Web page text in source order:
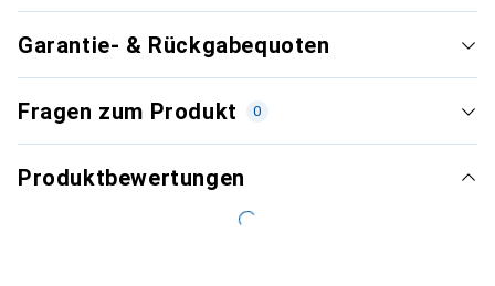
Garantie- & Rückgabequoten
Fragen zum Produkt 0
Produktbewertungen